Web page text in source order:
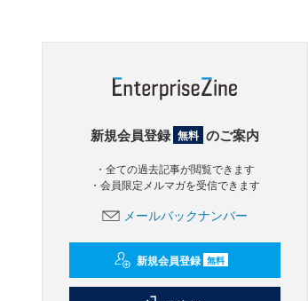
新規会員登録 無料 のご案内
・全ての過去記事が閲覧できます
・会員限定メルマガを受信できます
メールバックナンバー
新規会員登録 無料